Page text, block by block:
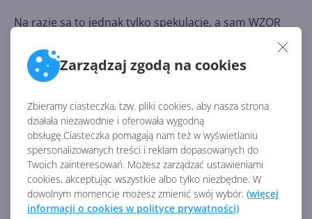
Zarządzaj zgodą na cookies
Zbieramy ciasteczka, tzw. pliki cookies, aby nasza strona
działała niezawodnie i oferowała wygodną
obsługę.Ciasteczka pomagają nam też w wyświetlaniu
spersonalizowanych treści i reklam dopasowanych do
Twoich zainteresowań. Możesz zarządzać ustawieniami
cookies, akceptując wszystkie albo tylko niezbędne. W
dowolnym momencie możesz zmienić swój wybór. (więcej
informacji o cookies w polityce prywatności)
Na razie są to jednak tylko spekulacje, a sam WZOR
nieokreślonych osób trzecich, które mogły przecież
coś źle zrozumieć lub zinterpretować. A czy Wy
Windows"?
Źródło:
http://www.digitaltrends.com/computing/windows-9-
rumored-for-next-year-windows-10-to-be-cloud-os/